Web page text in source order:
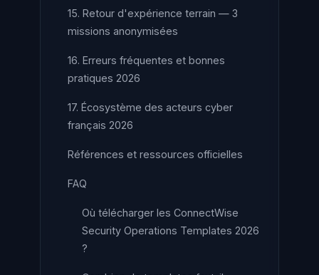
15. Retour d'expérience terrain — 3
missions anonymisées
16. Erreurs fréquentes et bonnes
pratiques 2026
17. Écosystème des acteurs cyber
français 2026
Références et ressources officielles
FAQ
Où télécharger les ConnectWise
Security Operations Templates 2026
?